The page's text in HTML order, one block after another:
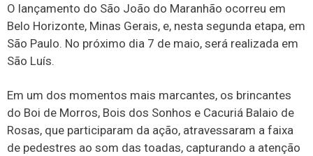
O lançamento do São João do Maranhão ocorreu em
Belo Horizonte, Minas Gerais, e, nesta segunda etapa, em
São Paulo. No próximo dia 7 de maio, será realizada em
São Luís.
Em um dos momentos mais marcantes, os brincantes
do Boi de Morros, Bois dos Sonhos e Cacuriá Balaio de
Rosas, que participaram da ação, atravessaram a faixa
de pedestres ao som das toadas, capturando a atenção